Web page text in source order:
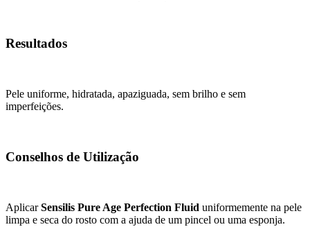
Resultados
Pele uniforme, hidratada, apaziguada, sem brilho e sem
imperfeições.
Conselhos de Utilização
AplicarSensilis Pure Age Perfection Fluid uniformemente na pele
limpa e seca do rosto com a ajuda de um pincel ou uma esponja.